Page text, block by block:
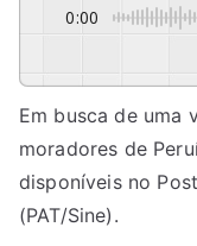
0:00
Em busca de uma
moradores de
disponíveis no
(PAT/Sine).